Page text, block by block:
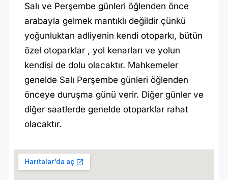
Salı ve Perşembe günleri öğlenden önce
arabayla gelmek mantıklı değildir çünkü
yoğunluktan adliyenin kendi otoparkı, bütün
özel otoparklar , yol kenarları ve yolun
kendisi de dolu olacaktır. Mahkemeler
genelde Salı Perşembe günleri öğlenden
önceye duruşma günü verir. Diğer günler ve
diğer saatlerde genelde otoparklar rahat
olacaktır.